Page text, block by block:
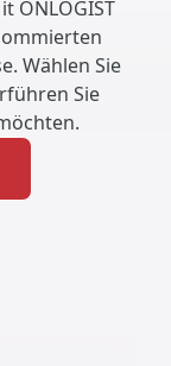
ONLOGIST
Wählen Sie
Sie